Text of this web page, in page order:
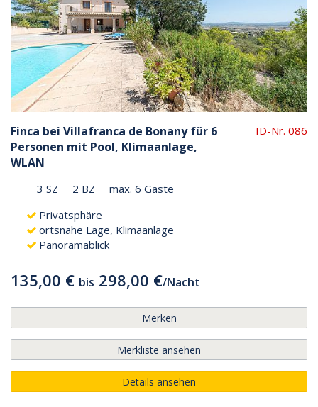
Finca bei Villafranca de Bonany für 6
Personen mit Pool, Klimaanlage,
WLAN
ID-Nr. 086
3 SZ 2 BZ
max. 6 Gäste
Privatsphäre
ortsnahe Lage, Klimaanlage
Panoramablick
135,00 € bis 298,00 €/Nacht
Merken
Merkliste ansehen
Details ansehen